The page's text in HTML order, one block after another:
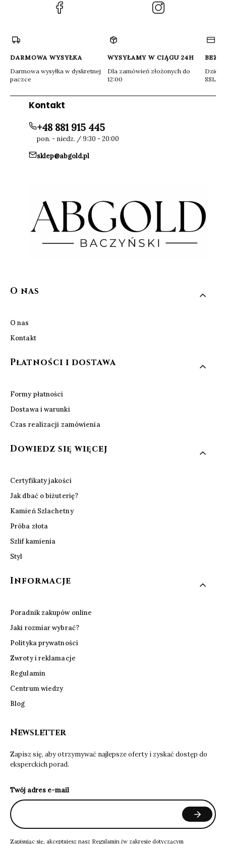
(Otwiera
się
DARMOWA WYSYŁKA
Darmowa wysyłka w dyskretnej
paczce
WYSYŁAMY W CIĄGU 24H
Dla zamówień złożonych do
12:00
Dzięki
SSL
Kontakt
+48 881 915 445
pon. - niedz. / 9:30 - 20:00
sklep@abgold.pl
Linki w stopce
O nas
O nas
Kontakt
Płatności i dostawa
Formy płatności
Dostawa i warunki
Czas realizacji zamówienia
Dowiedz się więcej
Certyfikaty jakości
Jak dbać o biżuterię?
Kamień Szlachetny
Próba złota
Szlif kamienia
Styl
Informacje
Poradnik zakupów online
Jaki rozmiar wybrać?
Polityka prywatności
Zwroty i reklamacje
Regulamin
Centrum wiedzy
Blog
Newsletter
Zapisz się, aby otrzymywać najlepsze oferty i zyskać dostęp do
eksperckich porad.
Twój adres e-mail
Zapisując się, akceptujesz nasz Regulamin (w zakresie dotyczącym